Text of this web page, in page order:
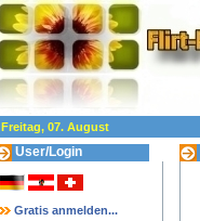
Freitag, 07. August
User/Login
Gratis anmelden...